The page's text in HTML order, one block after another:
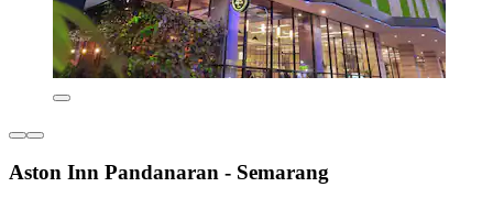
Aston Inn Pandanaran - Semarang